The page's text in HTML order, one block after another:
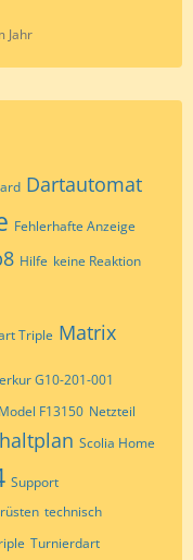
Jahr
Dartautomat
Fehlerhafte Anzeige
Hilfe keine Reaktion
Triple Matrix
G10-201-001
Model F13150 Netzteil
Scolia Home
Support
technisch
Turnierdart